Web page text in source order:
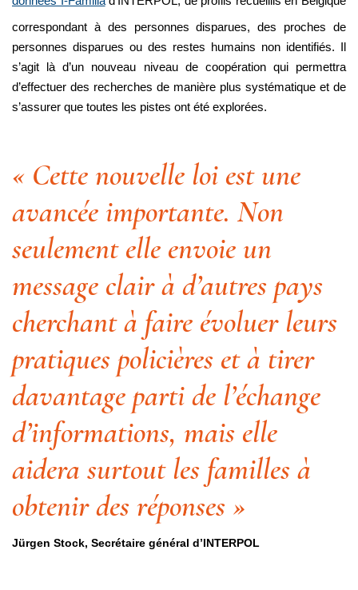
correspondant à des personnes disparues, des proches de
personnes disparues ou des restes humains non identifiés. Il
s’agit là d’un nouveau niveau de coopération qui permettra
d’effectuer des recherches de manière plus systématique et de
s’assurer que toutes les pistes ont été explorées.
« Cette nouvelle loi est une
avancée importante. Non
seulement elle envoie un
message clair à d’autres pays
cherchant à faire évoluer leurs
pratiques policières et à tirer
davantage parti de l’échange
d’informations, mais elle
aidera surtout les familles à
obtenir des réponses »
Jürgen Stock, Secrétaire général d’INTERPOL